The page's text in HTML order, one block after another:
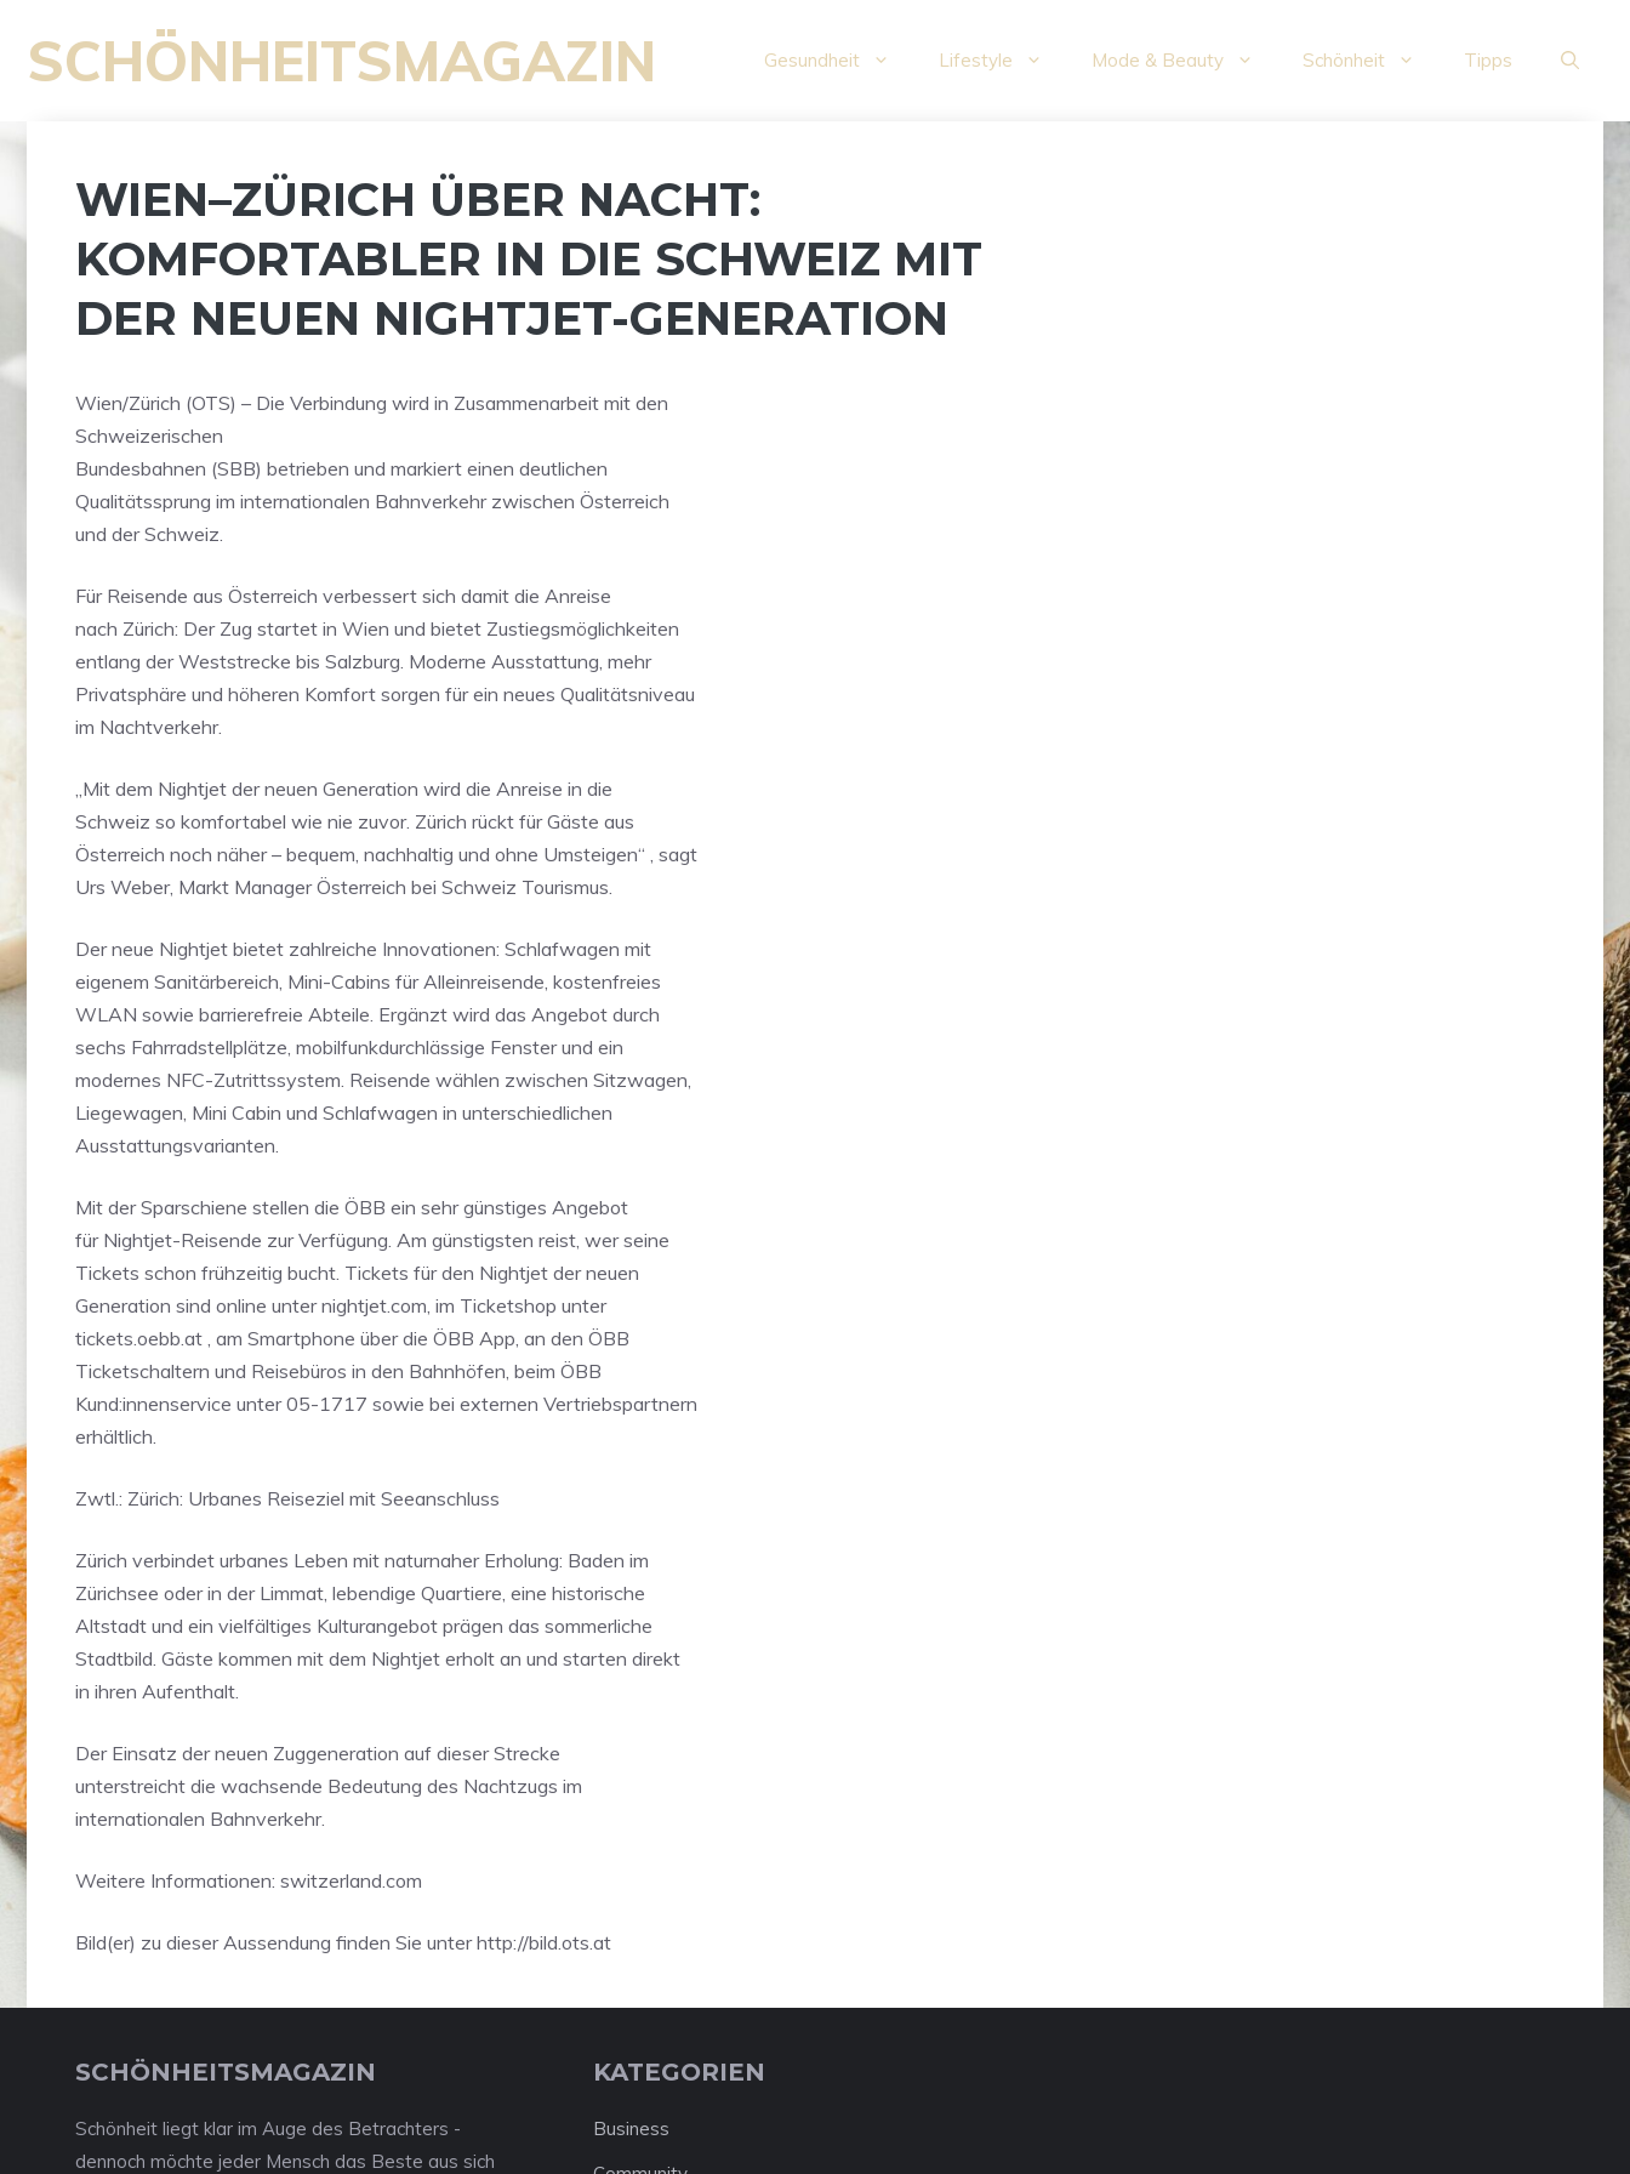
Inhalt
springen
SCHÖNHEITSMAGAZIN Gesundheit Lifestyle Mode & Beauty Schönheit Tipps
WIEN–ZÜRICH ÜBER NACHT:
KOMFORTABLER IN DIE SCHWEIZ MIT
DER NEUEN NIGHTJET-GENERATION
Wien/Zürich (OTS) – Die Verbindung wird in Zusammenarbeit mit den
Schweizerischen
Bundesbahnen (SBB) betrieben und markiert einen deutlichen
Qualitätssprung im internationalen Bahnverkehr zwischen Österreich
und der Schweiz.
Für Reisende aus Österreich verbessert sich damit die Anreise
nach Zürich: Der Zug startet in Wien und bietet Zustiegsmöglichkeiten
entlang der Weststrecke bis Salzburg. Moderne Ausstattung, mehr
Privatsphäre und höheren Komfort sorgen für ein neues Qualitätsniveau
im Nachtverkehr.
„Mit dem Nightjet der neuen Generation wird die Anreise in die
Schweiz so komfortabel wie nie zuvor. Zürich rückt für Gäste aus
Österreich noch näher – bequem, nachhaltig und ohne Umsteigen“ , sagt
Urs Weber, Markt Manager Österreich bei Schweiz Tourismus.
Der neue Nightjet bietet zahlreiche Innovationen: Schlafwagen mit
eigenem Sanitärbereich, Mini-Cabins für Alleinreisende, kostenfreies
WLAN sowie barrierefreie Abteile. Ergänzt wird das Angebot durch
sechs Fahrradstellplätze, mobilfunkdurchlässige Fenster und ein
modernes NFC-Zutrittssystem. Reisende wählen zwischen Sitzwagen,
Liegewagen, Mini Cabin und Schlafwagen in unterschiedlichen
Ausstattungsvarianten.
Mit der Sparschiene stellen die ÖBB ein sehr günstiges Angebot
für Nightjet-Reisende zur Verfügung. Am günstigsten reist, wer seine
Tickets schon frühzeitig bucht. Tickets für den Nightjet der neuen
Generation sind online unter nightjet.com, im Ticketshop unter
tickets.oebb.at , am Smartphone über die ÖBB App, an den ÖBB
Ticketschaltern und Reisebüros in den Bahnhöfen, beim ÖBB
Kund:innenservice unter 05-1717 sowie bei externen Vertriebspartnern
erhältlich.
Zwtl.: Zürich: Urbanes Reiseziel mit Seeanschluss
Zürich verbindet urbanes Leben mit naturnaher Erholung: Baden im
Zürichsee oder in der Limmat, lebendige Quartiere, eine historische
Altstadt und ein vielfältiges Kulturangebot prägen das sommerliche
Stadtbild. Gäste kommen mit dem Nightjet erholt an und starten direkt
in ihren Aufenthalt.
Der Einsatz der neuen Zuggeneration auf dieser Strecke
unterstreicht die wachsende Bedeutung des Nachtzugs im
internationalen Bahnverkehr.
Weitere Informationen: switzerland.com
Bild(er) zu dieser Aussendung finden Sie unter http://bild.ots.at
SCHÖNHEITSMAGAZIN
Schönheit liegt klar im Auge des Betrachters -
dennoch möchte jeder Mensch das Beste aus sich
KATEGORIEN
Business